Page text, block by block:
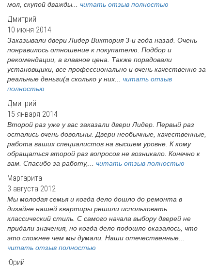
мол, скупой дважды... читать отзыв полностью
Дмитрий
10 июня 2014
Заказывали двери Лидер Виктория 3-и года назад. Очень
понравилось отношение к покупателю. Подбор и
рекомендации, а главное цена. Также порадовали
установщики, все профессионально и очень качественно за
реальные деньги(а сколько у них... читать отзыв
полностью
Дмитрий
15 января 2014
Второй раз уже у вас заказали двери Лидер. Первый раз
остались очень довольны. Двери необычные, качественные,
работа ваших специалистов на высшем уровне. К кому
обращаться второй раз вопросов не возникало. Конечно к
вам. Спасибо за работу,... читать отзыв полностью
Маргарита
3 августа 2012
Мы молодая семья и когда дело дошло до ремонта в
дизайне нашей квартиры решили использовать
классический стиль. С самого начала выбору дверей не
придали значения, но когда дело подошло оказалось, что
это сложнее чем мы думали. Наши отечественные...
читать отзыв полностью
Юрий